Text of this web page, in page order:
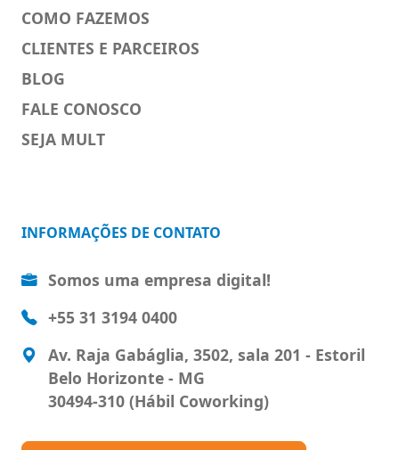
COMO FAZEMOS
CLIENTES E PARCEIROS
BLOG
FALE CONOSCO
SEJA MULT
INFORMAÇÕES DE CONTATO
Somos uma empresa digital!
+55 31 3194 0400
Av. Raja Gabáglia, 3502, sala 201 - Estoril
Belo Horizonte - MG
30494-310 (Hábil Coworking)